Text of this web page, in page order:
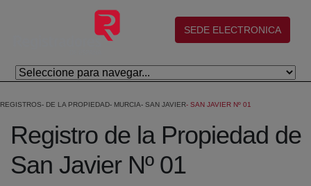
Skip to Main Content
(abre en nueva ventana)
SEDE ELECTRONICA
REGISTROS DE LA PROPIEDAD MURCIA SAN JAVIER SAN JAVIER Nº 01
Registro de la Propiedad de
San Javier Nº 01